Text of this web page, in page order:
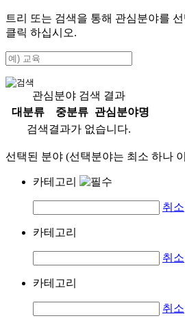
트리 또는 검색을 통해 관심분야를
클릭 하십시오.
관심분야 검색 결과
대분류
중분류
관심분야명
검색결과가 없습니다.
선택된 분야 (선택분야는 최소 하나
카테고리
취소
카테고리
취소
카테고리
취소